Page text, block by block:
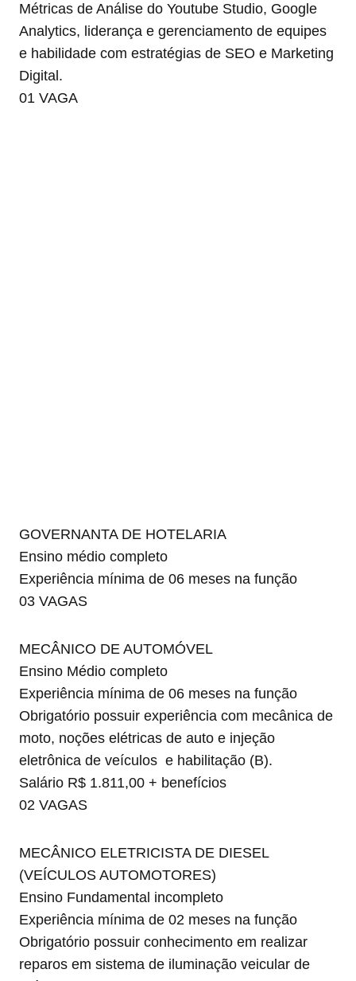
Métricas de Análise do Youtube Studio, Google
Analytics, liderança e gerenciamento de equipes
e habilidade com estratégias de SEO e Marketing
Digital.
01 VAGA
GOVERNANTA DE HOTELARIA
Ensino médio completo
Experiência mínima de 06 meses na função
03 VAGAS
MECÂNICO DE AUTOMÓVEL
Ensino Médio completo
Experiência mínima de 06 meses na função
Obrigatório possuir experiência com mecânica de
moto, noções elétricas de auto e injeção
eletrônica de veículos e habilitação (B).
Salário R$ 1.811,00 + benefícios
02 VAGAS
MECÂNICO ELETRICISTA DE DIESEL
(VEÍCULOS AUTOMOTORES)
Ensino Fundamental incompleto
Experiência mínima de 02 meses na função
Obrigatório possuir conhecimento em realizar
reparos em sistema de iluminação veicular de